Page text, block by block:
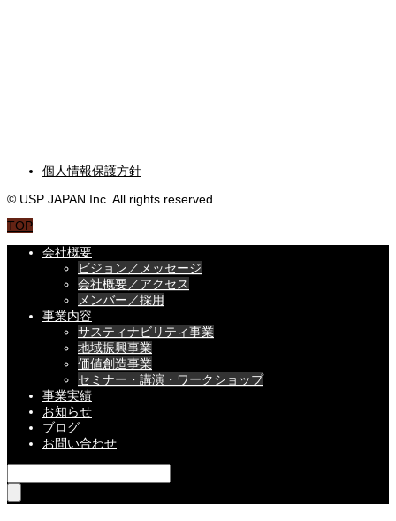
個人情報保護方針
© USP JAPAN Inc. All rights reserved.
TOP
会社概要
ビジョン／メッセージ
会社概要／アクセス
メンバー／採用
事業内容
サスティナビリティ事業
地域振興事業
価値創造事業
セミナー・講演・ワークショップ
事業実績
お知らせ
ブログ
お問い合わせ